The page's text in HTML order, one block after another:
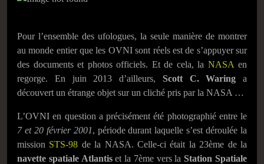
Pour l’ensemble des ufologues, la seule manière de montrer
au monde entier que les OVNI sont réels est de s’appuyer sur
des documents et photos officiels. Et de cela, la NASA en
regorge. En juin 2013 d’ailleurs, Scott C. Waring a
découvert un étrange objet sur un cliché pris par la NASA …
L’OVNI en question a précisément été photographié entre le
7 et 20 février 2001, période durant laquelle s’est déroulée la
mission STS-98 de la NASA. Celle-ci était la 23ème de la
navette spatiale Atlantiset la 7ème vers laStation Spatiale